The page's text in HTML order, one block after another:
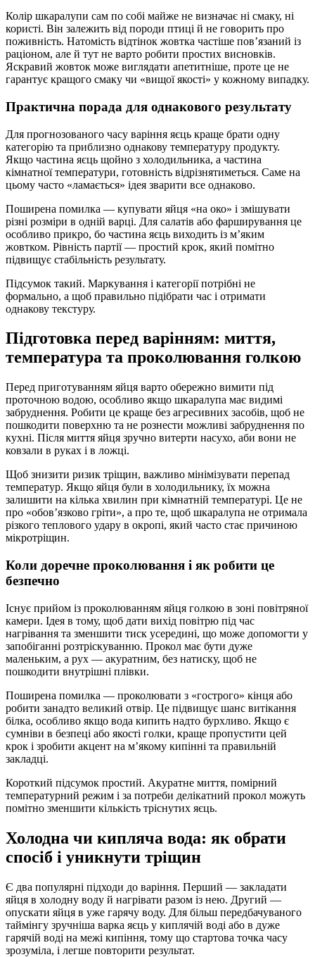
Колір шкаралупи сам по собі майже не визначає ні смаку, ні
користі. Він залежить від породи птиці й не говорить про
поживність. Натомість відтінок жовтка частіше пов’язаний із
раціоном, але й тут не варто робити простих висновків.
Яскравий жовток може виглядати апетитніше, проте це не
гарантує кращого смаку чи «вищої якості» у кожному випадку.
Практична порада для однакового результату
Для прогнозованого часу варіння яєць краще брати одну
категорію та приблизно однакову температуру продукту.
Якщо частина яєць щойно з холодильника, а частина
кімнатної температури, готовність відрізнятиметься. Саме на
цьому часто «ламається» ідея зварити все однаково.
Поширена помилка — купувати яйця «на око» і змішувати
різні розміри в одній варці. Для салатів або фарширування це
особливо прикро, бо частина яєць виходить із м’яким
жовтком. Рівність партії — простий крок, який помітно
підвищує стабільність результату.
Підсумок такий. Маркування і категорії потрібні не
формально, а щоб правильно підібрати час і отримати
однакову текстуру.
Підготовка перед варінням: миття,
температура та проколювання голкою
Перед приготуванням яйця варто обережно вимити під
проточною водою, особливо якщо шкаралупа має видимі
забруднення. Робити це краще без агресивних засобів, щоб не
пошкодити поверхню та не рознести можливі забруднення по
кухні. Після миття яйця зручно витерти насухо, аби вони не
ковзали в руках і в ложці.
Щоб знизити ризик тріщин, важливо мінімізувати перепад
температур. Якщо яйця були в холодильнику, їх можна
залишити на кілька хвилин при кімнатній температурі. Це не
про «обов’язково гріти», а про те, щоб шкаралупа не отримала
різкого теплового удару в окропі, який часто стає причиною
мікротріщин.
Коли доречне проколювання і як робити це
безпечно
Існує прийом із проколюванням яйця голкою в зоні повітряної
камери. Ідея в тому, щоб дати вихід повітрю під час
нагрівання та зменшити тиск усередині, що може допомогти у
запобіганні розтріскуванню. Прокол має бути дуже
маленьким, а рух — акуратним, без натиску, щоб не
пошкодити внутрішні плівки.
Поширена помилка — проколювати з «гострого» кінця або
робити занадто великий отвір. Це підвищує шанс витікання
білка, особливо якщо вода кипить надто бурхливо. Якщо є
сумніви в безпеці або якості голки, краще пропустити цей
крок і зробити акцент на м’якому кипінні та правильній
закладці.
Короткий підсумок простий. Акуратне миття, помірний
температурний режим і за потреби делікатний прокол можуть
помітно зменшити кількість тріснутих яєць.
Холодна чи кипляча вода: як обрати
спосіб і уникнути тріщин
Є два популярні підходи до варіння. Перший — закладати
яйця в холодну воду й нагрівати разом із нею. Другий —
опускати яйця в уже гарячу воду. Для більш передбачуваного
таймінгу зручніша варка яєць у киплячій воді або в дуже
гарячій воді на межі кипіння, тому що стартова точка часу
зрозуміла, і легше повторити результат.